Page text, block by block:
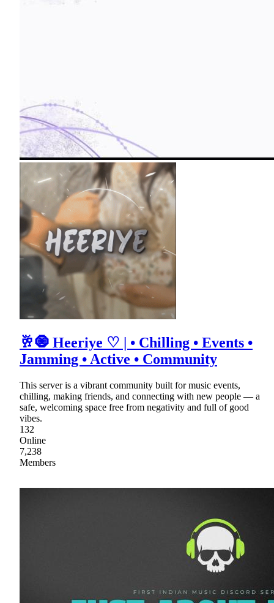
🥂🧿 Heeriye ♡ | • Chilling • Events •
Jamming • Active • Community
This server is a vibrant community built for music events,
chilling, making friends, and connecting with new people — a
safe, welcoming space free from negativity and full of good
vibes.
132
Online
7,238
Members